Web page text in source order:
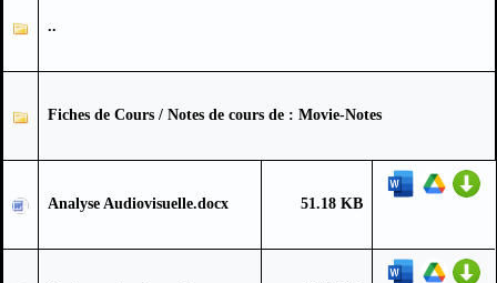
..
Fiches de Cours / Notes de cours de : Movie-Notes
Analyse Audiovisuelle.docx 51.18 KB